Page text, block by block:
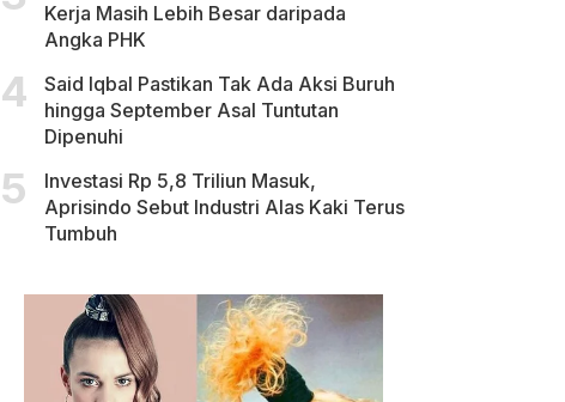
Kerja Masih Lebih Besar daripada
Angka PHK
Said Iqbal Pastikan Tak Ada Aksi Buruh
hingga September Asal Tuntutan
Dipenuhi
Investasi Rp 5,8 Triliun Masuk,
Aprisindo Sebut Industri Alas Kaki Terus
Tumbuh